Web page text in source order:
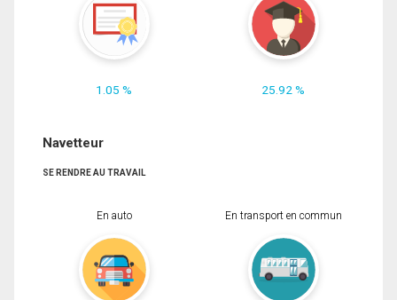
1.05 % 25.92 %
Navetteur
SE RENDRE AU TRAVAIL
En auto En transport en commun